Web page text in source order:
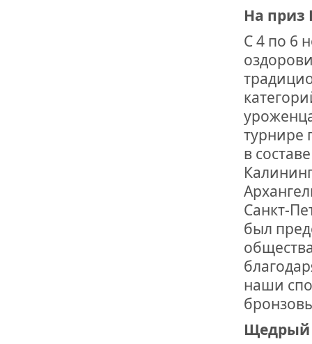
На приз
С 4 по 6
турнире
в
Санкт-
был
наши
Щедрый